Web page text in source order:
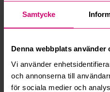
Samtycke
Denna webbplats använder
Vi använder
och annonserna till
för sociala medier och
Multifunktionell rigg Eleiko